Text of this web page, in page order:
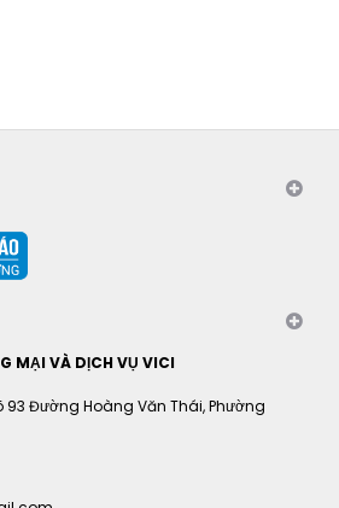
MẠI VÀ DỊCH VỤ VICI
93 Đường Hoàng Văn Thái, Phường